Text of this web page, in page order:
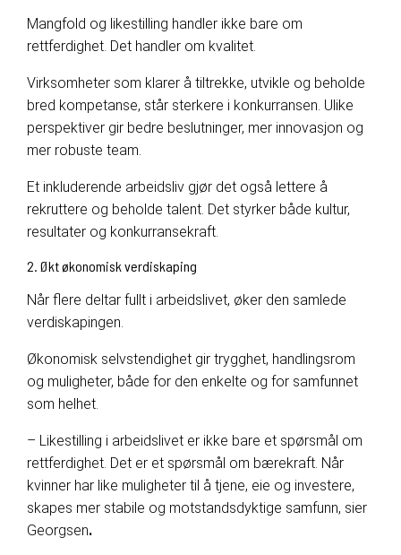
Mangfold og likestilling handler ikke bare om
rettferdighet. Det handler om kvalitet.
Virksomheter som klarer å tiltrekke, utvikle og beholde
bred kompetanse, står sterkere i konkurransen. Ulike
perspektiver gir bedre beslutninger, mer innovasjon og
mer robuste team.
Et inkluderende arbeidsliv gjør det også lettere å
rekruttere og beholde talent. Det styrker både kultur,
resultater og konkurransekraft.
2. Økt økonomisk verdiskaping
Når flere deltar fullt i arbeidslivet, øker den samlede
verdiskapingen.
Økonomisk selvstendighet gir trygghet, handlingsrom
og muligheter, både for den enkelte og for samfunnet
som helhet.
– Likestilling i arbeidslivet er ikke bare et spørsmål om
rettferdighet. Det er et spørsmål om bærekraft. Når
kvinner har like muligheter til å tjene, eie og investere,
skapes mer stabile og motstandsdyktige samfunn, sier
Georgsen.